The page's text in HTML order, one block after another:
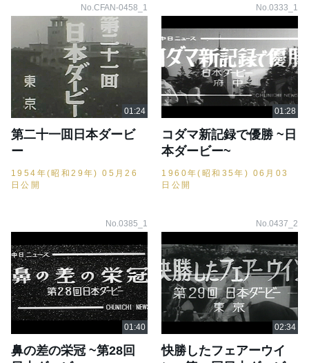
No.CFAN-0458_1
第二十一囬日本ダービ
ー
1954年(昭和29年) 05月26
日公開
No.0333_1
コダマ新記録で優勝 ~日
本ダービー~
1960年(昭和35年) 06月03
日公開
No.0385_1
鼻の差の栄冠 ~第28回
No.0437_2
快勝したフェアーウイ